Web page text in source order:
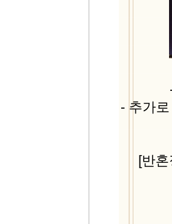
- 추가
[반